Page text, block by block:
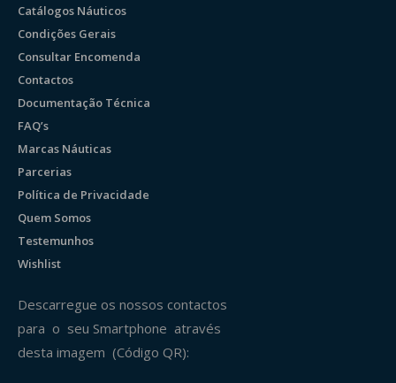
Catálogos Náuticos
Condições Gerais
Consultar Encomenda
Contactos
Documentação Técnica
FAQ’s
Marcas Náuticas
Parcerias
Política de Privacidade
Quem Somos
Testemunhos
Wishlist
Descarregue os nossos contactos
para o seu Smartphone através
desta imagem (Código QR):